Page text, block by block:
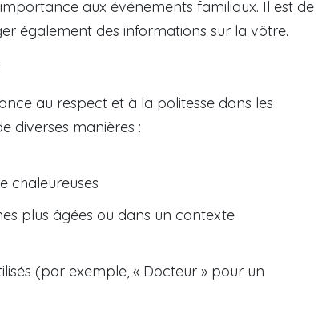
aux événements familiaux. Il est de
également des informations sur la vôtre.
au respect et à la politesse dans les
diverses manières :
chaleureuses
plus âgées ou dans un contexte
(par exemple, « Docteur » pour un